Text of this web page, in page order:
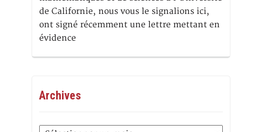
de Californie, nous vous le signalions ici,
ont signé récemment une lettre mettant en
évidence
Archives